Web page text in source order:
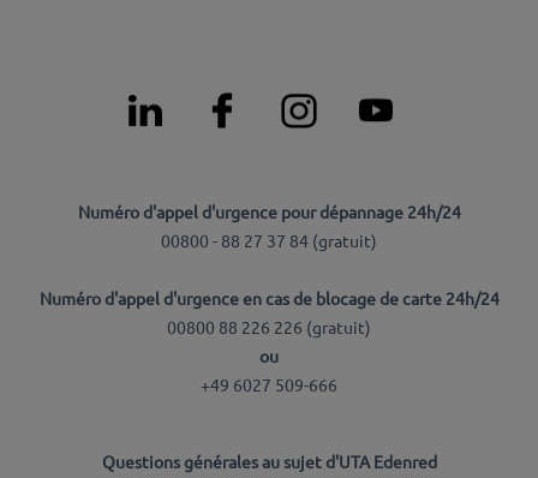
Numéro d'appel d'urgence pour dépannage 24h/24
00800 - 88 27 37 84 (gratuit)
Numéro d'appel d'urgence en cas de blocage de carte 24h/24
00800 88 226 226 (gratuit)
ou
+49 6027 509-666
Questions générales au sujet d'UTA Edenred